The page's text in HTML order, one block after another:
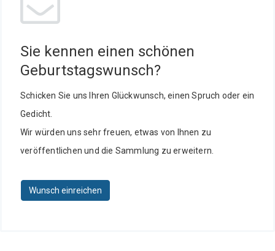
Sie kennen einen schönen
Geburtstagswunsch?
Schicken Sie uns Ihren Glückwunsch, einen Spruch oder ein
Gedicht.
Wir würden uns sehr freuen, etwas von Ihnen zu
veröffentlichen und die Sammlung zu erweitern.
Wunsch einreichen